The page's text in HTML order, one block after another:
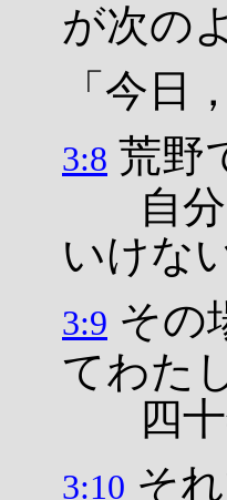
が次の
「今日
3:8 荒野
自分
いけな
3:9 その
てわた
四十
3:10 そ